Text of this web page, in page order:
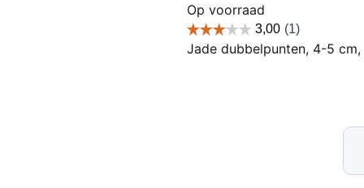
Op voorraad
Jade dubbelpunten, 4-5
4-